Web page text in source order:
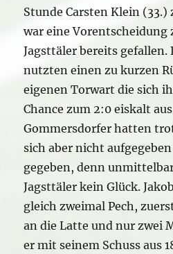
Stunde Carsten Klein
war eine Vorentscheidung
Jagsttäler bereits gefallen.
nutzten einen zu kurzen
eigenen Torwart die sich
Chance zum 2:0 eiskalt
Gommersdorfer hatten
sich aber nicht
gegeben, denn
Jagsttäler kein Glück.
gleich zweimal Pech,
an die Latte und nur zwei
er mit seinem Schuss aus